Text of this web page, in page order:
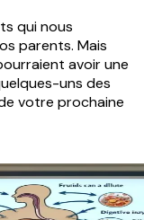
qui nous
parents. Mais
avoir une
uns des
votre prochaine